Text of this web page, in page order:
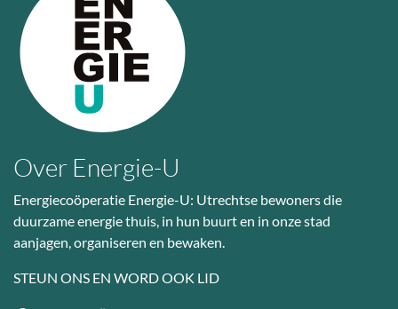
Over Energie-U
Energiecoöperatie Energie-U: Utrechtse bewoners die
duurzame energie thuis, in hun buurt en in onze stad
aanjagen, organiseren en bewaken.
STEUN ONS EN WORD OOK LID